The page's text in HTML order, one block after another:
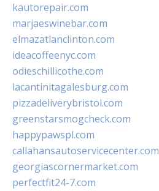
kautorepair.com
marjaeswinebar.com
elmazatlanclinton.com
ideacoffeenyc.com
odieschillicothe.com
lacantinitagalesburg.com
pizzadeliverybristol.com
greenstarsmogcheck.com
happypawspl.com
callahansautoservicecenter.com
georgiascornermarket.com
perfectfit24-7.com